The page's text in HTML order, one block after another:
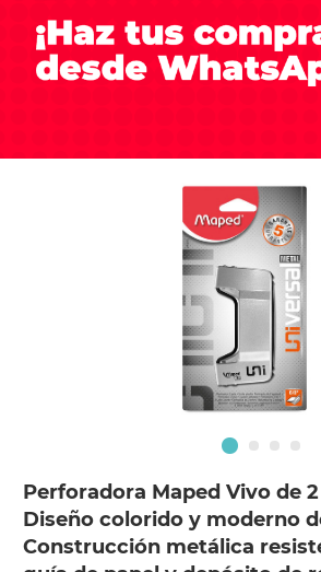
Perforadora Maped Vivo de
Diseño colorido y moderno
Construcción metálica